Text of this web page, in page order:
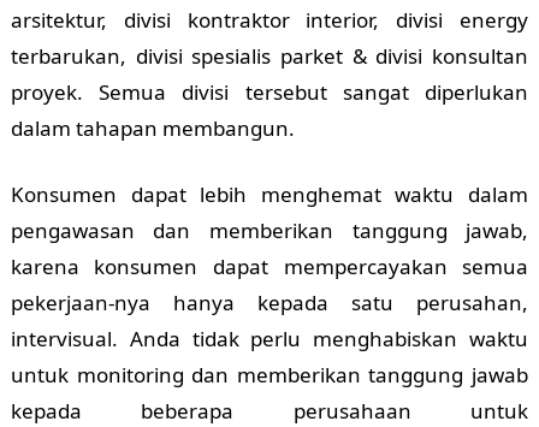
arsitektur, divisi kontraktor interior, divisi energy
terbarukan, divisi spesialis parket & divisi konsultan
proyek. Semua divisi tersebut sangat diperlukan
dalam tahapan membangun.
Konsumen dapat lebih menghemat waktu dalam
pengawasan dan memberikan tanggung jawab,
karena konsumen dapat mempercayakan semua
pekerjaan-nya hanya kepada satu perusahan,
intervisual. Anda tidak perlu menghabiskan waktu
untuk monitoring dan memberikan tanggung jawab
kepada beberapa perusahaan untuk